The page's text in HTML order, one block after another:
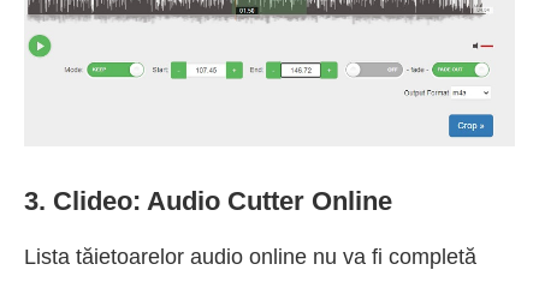
3. Clideo: Audio Cutter Online
Lista tăietoarelor audio online nu va fi completă